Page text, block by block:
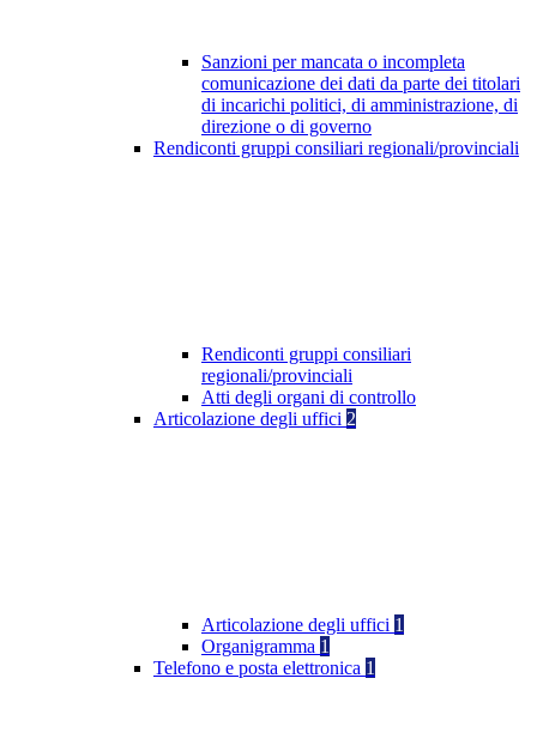
Sanzioni per mancata o incompleta
comunicazione dei dati da parte dei titolari
di incarichi politici, di amministrazione, di
direzione o di governo
Rendiconti gruppi consiliari regionali/provinciali
Rendiconti gruppi consiliari
regionali/provinciali
Atti degli organi di controllo
Articolazione degli uffici 2
Articolazione degli uffici 1
Organigramma 1
Telefono e posta elettronica 1